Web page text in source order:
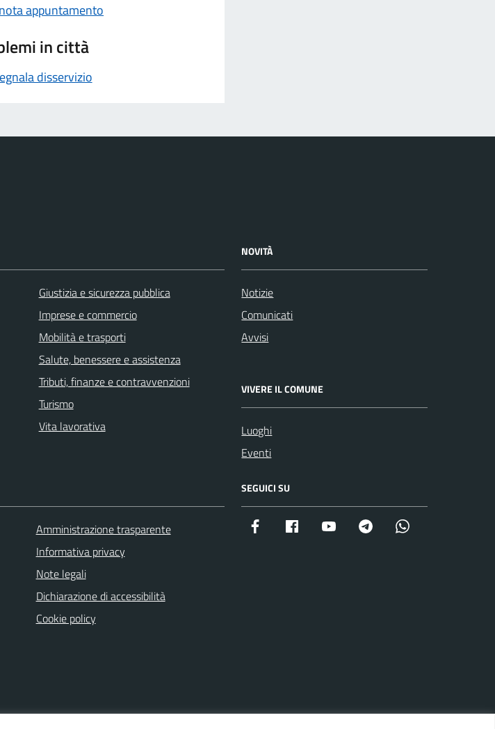
appuntamento
in città
disservizio
Giustizia e sicurezza pubblica
Imprese e commercio
Mobilità e trasporti
Salute, benessere e assistenza
Tributi, finanze e contravvenzioni
Turismo
Vita lavorativa
NOVITÀ
Notizie
Comunicati
Avvisi
VIVERE IL COMUNE
Luoghi
Eventi
Amministrazione trasparente
Informativa privacy
Note legali
Dichiarazione di accessibilità
Cookie policy
SEGUICI SU
Facebook istituzionale
Facebook museo civico
YouTube Telegram